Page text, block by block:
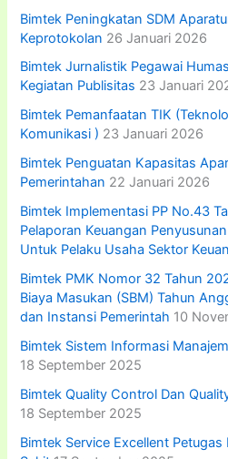
:Bimtek Peningkatan SDM
Keprotokolan 26 Januari 2026
Bimtek Jurnalistik Pegawai
Kegiatan Publisitas 23 Januari
Bimtek Pemanfaatan TIK
Komunikasi ) 23 Januari 2026
Bimtek Penguatan Kapasitas
Pemerintahan 22 Januari 2026
Bimtek Implementasi PP No.43
Pelaporan Keuangan
Untuk Pelaku Usaha Sektor
Bimtek PMK Nomor 32 Tahun
Biaya Masukan (SBM) Tahun
dan Instansi Pemerintah 10
Bimtek Sistem Informasi
18 September 2025
Bimtek Quality Control Dan
18 September 2025
Bimtek Service Excellent Petugas